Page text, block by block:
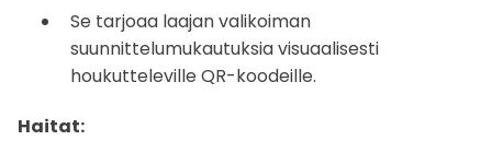
Se tarjoaa laajan valikoiman
suunnittelumukautuksia visuaalisesti
houkutteleville QR-koodeille.
Haitat: